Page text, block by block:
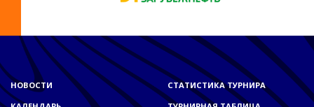
НОВОСТИ
СТАТИСТИКА ТУРНИРА